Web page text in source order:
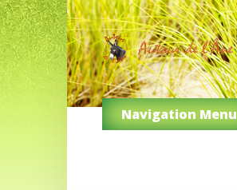
Navigation Menu